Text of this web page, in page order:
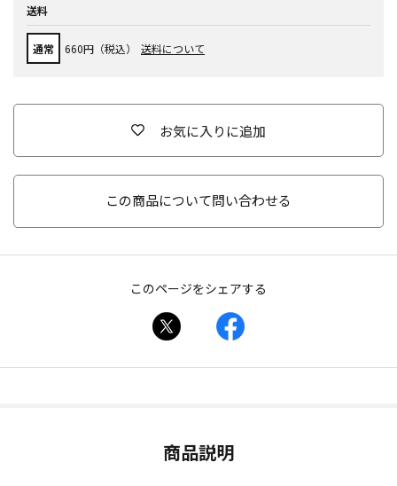
送料
通常 660円（税込） 送料について
お気に入りに追加
この商品について問い合わせる
このページをシェアする
商品説明